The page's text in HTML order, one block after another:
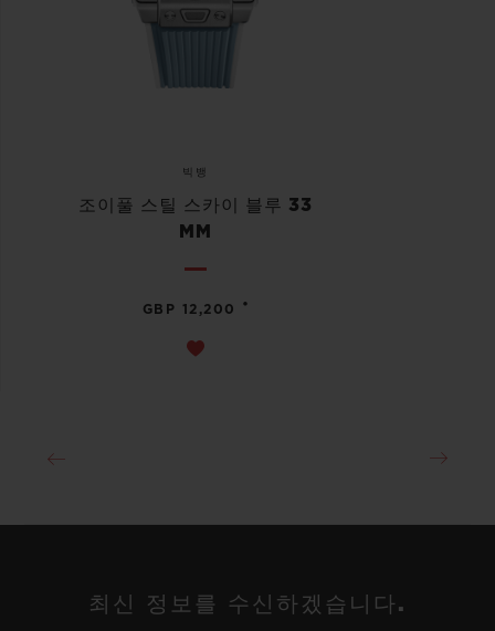
빅뱅
조이풀 스틸 스카이 블루 33
MM
GBP 12,200 •
최신 정보를 수신하겠습니다.